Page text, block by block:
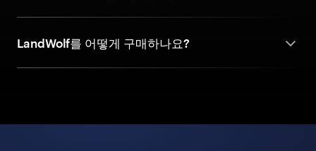
LandWolf를 어떻게 구매하나요?